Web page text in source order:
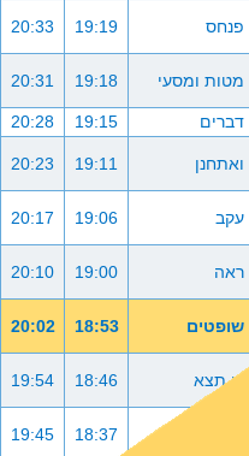
פנחס 19:19
20:33
מטות ומסעי 19:18
20:31
דברים 19:15
20:28
ואתחנן 19:11
20:23
עקב 19:06
20:17
ראה 19:00
20:10
שופטים 18:53
20:02
כי תצא 18:46
19:54
18:37
19:45